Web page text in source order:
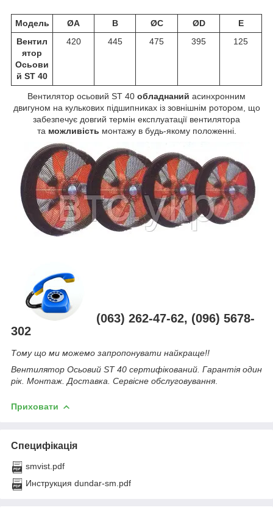
Модель ØA B ØC ØD
E
Вентил
ятор
Осьови
й ST 40
420 445 475 395 125
Вентилятор осьовий ST 40 обладнаний асинхронним
двигуном на кулькових підшипниках із зовнішнім ротором, що
забезпечує довгий термін експлуатації вентилятора
та можливість монтажу в будь-якому положенні.
(063) 262-47-62, (096) 5678-
302
Тому що ми можемо запропонувати найкраще!!
Вентилятор Осьовий ST 40 сертифікований. Гарантія один
рік. Монтаж. Доставка. Сервісне обслуговування
Приховати
Специфікація
smvist.pdf
Инструкция dundar-sm.pdf